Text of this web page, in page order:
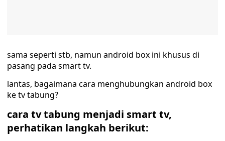
sama seperti stb, namun android box ini khusus di
pasang pada smart tv.
lantas, bagaimana cara menghubungkan android box
ke tv tabung?
cara tv tabung menjadi smart tv,
perhatikan langkah berikut: